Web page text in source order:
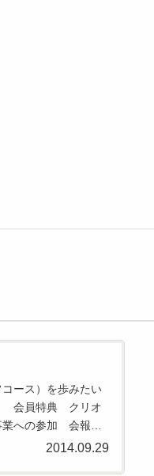
ース）を歩みたい
会員特典 クリオ
への参加 会報、
2014.09.29